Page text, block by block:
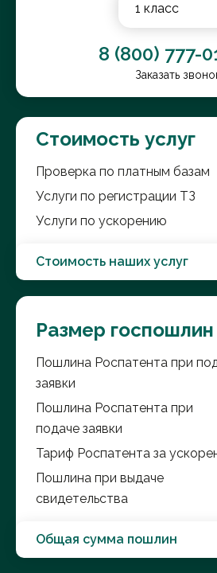
1 класс
8 (800) 777-
Заказать
Стоимость услуг
Проверка по платным базам
Услуги по регистрации ТЗ
Услуги по ускорению
Стоимость наших услуг
Размер госпошлин
Пошлина Роспатента при
заявки
Пошлина Роспатента при
подаче заявки
Тариф Роспатента за
Пошлина при выдаче
свидетельства
Общая сумма пошлин